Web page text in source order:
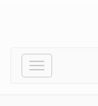
Toggle